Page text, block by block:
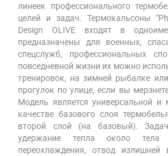
линеек профессионального
целей и задач. Термокальсоны
Design OLIVE входят в
предназначены для военных,
спецслужб, профессиональных
повседневной жизни их можно
тренировок, на зимней рыбалке
прогулок по улице, если вы
Модель является универсальной и
качестве базового слоя
второй слой (на базовый).
удержание тепла около
переохлаждения, отвод